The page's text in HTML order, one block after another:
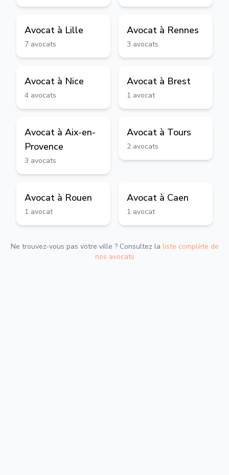
Avocat à Lille
7 avocats
Avocat à Rennes
3 avocats
Avocat à Nice
4 avocats
Avocat à Brest
1 avocat
Avocat à Aix-en-
Provence
3 avocats
Avocat à Tours
2 avocats
Avocat à Rouen
1 avocat
Avocat à Caen
1 avocat
Ne trouvez-vous pas votre ville ? Consultez la liste complète de
nos avocats